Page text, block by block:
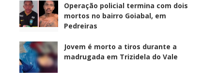
Operação policial termina com dois
mortos no bairro Goiabal, em
Pedreiras
Jovem é morto a tiros durante a
madrugada em Trizidela do Vale